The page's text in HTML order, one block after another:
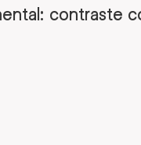
contraste